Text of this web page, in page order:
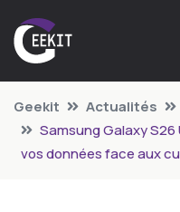
Geekit Actualités
Samsung Galaxy S26
vos données face aux